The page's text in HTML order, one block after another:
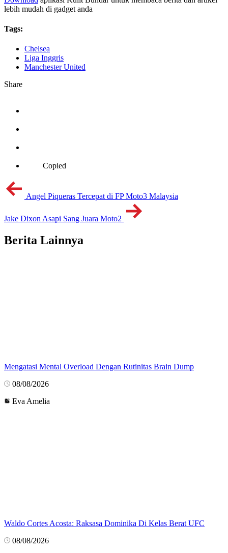
lebih mudah di gadget anda
Tags:
Chelsea
Liga Inggris
Manchester United
Share
Copied
Angel Piqueras Tercepat di FP Moto3 Malaysia
Jake Dixon Asapi Sang Juara Moto2
Berita Lainnya
Mengatasi Mental Overload Dengan Rutinitas Brain Dump
08/08/2026
Eva Amelia
Waldo Cortes Acosta: Raksasa Dominika Di Kelas Berat UFC
08/08/2026